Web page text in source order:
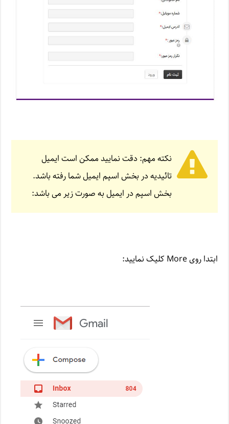
نکته مهم: دقت نمایید ممکن است ایمیل
تائیدیه در بخش اسپم ایمیل شما رفته باشد.
بخش اسپم در ایمیل به صورت زیر می باشد:
ابتدا روی More کلیک نمایید: